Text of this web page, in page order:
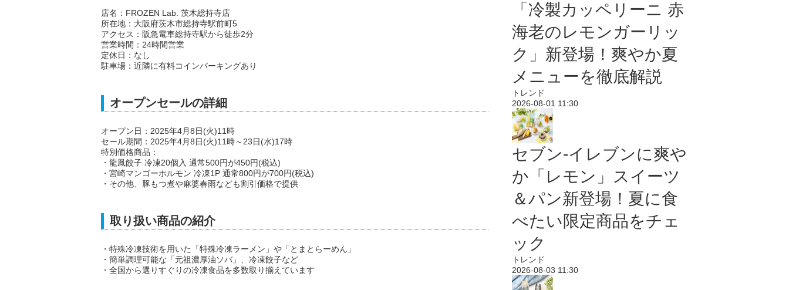
店名：FROZEN Lab. 茨木総持寺店
所在地：大阪府茨木市総持寺駅前町5
アクセス：阪急電車総持寺駅から徒歩2分
営業時間：24時間営業
定休日：なし
駐車場：近隣に有料コインパーキングあり
オープンセールの詳細
オープン日：2025年4月8日(火)11時
セール期間：2025年4月8日(火)11時～23日(水)17時
特別価格商品：
・龍鳳餃子 冷凍20個入 通常500円が450円(税込)
・宮崎マンゴーホルモン 冷凍1P 通常800円が700円(税込)
・その他、豚もつ煮や麻婆春雨なども割引価格で提供
取り扱い商品の紹介
・特殊冷凍技術を用いた「特殊冷凍ラーメン」や「とまとらーめん」
・簡単調理可能な「元祖濃厚油ソバ」、冷凍餃子など
・全国から選りすぐりの冷凍食品を多数取り揃えています
「冷製カッペリーニ 赤
海老のレモンガーリッ
ク」新登場！爽やか夏
メニューを徹底解説
トレンド
2026-08-01 11:30
セブン‐イレブンに爽や
か「レモン」スイーツ
＆パン新登場！夏に食
べたい限定商品をチェ
ック
トレンド
2026-08-03 11:30